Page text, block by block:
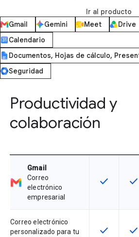
Ir al producto
Gmail
Gemini Meet Drive
Calendario
Documentos, Hojas de cálculo,
Seguridad
Productividad y
colaboración
Gmail
Correo
electrónico
empresarial
Esta
check check
Correo electrónico
personalizado para tu
Esta
check check